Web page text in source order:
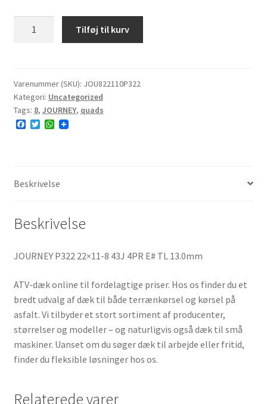
4PR
E#
antal
Tilføj til kurv
Varenummer (SKU): JOU822110P322
Kategori: Uncategorized
Tags: 8, JOURNEY, quads
F
o
k
T
r
W
p
p
Beskrivelse
Beskrivelse
JOURNEY P322 22×11-8 43J 4PR E# TL 13.0mm
ATV-dæk online til fordelagtige priser. Hos os finder du et
bredt udvalg af dæk til både terrænkørsel og kørsel på
asfalt. Vi tilbyder et stort sortiment af producenter,
størrelser og modeller – og naturligvis også dæk til små
maskiner. Uanset om du søger dæk til arbejde eller fritid,
finder du fleksible løsninger hos os.
Relaterede varer